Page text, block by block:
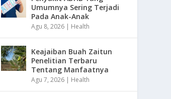
Umumnya Sering Terjadi
Pada Anak-Anak
Agu 8, 2026 | Health
Keajaiban Buah Zaitun
Penelitian Terbaru
Tentang Manfaatnya
Agu 7, 2026 | Health